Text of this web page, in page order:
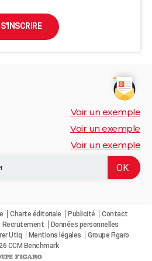
S'INSCRIRE
Voir un exemple
Voir un exemple
Voir un exemple
Charte éditoriale Publicité
Contact
Recrutement
Données personnelles
Utiq Mentions légales
Groupe Figaro
CCM Benchmark